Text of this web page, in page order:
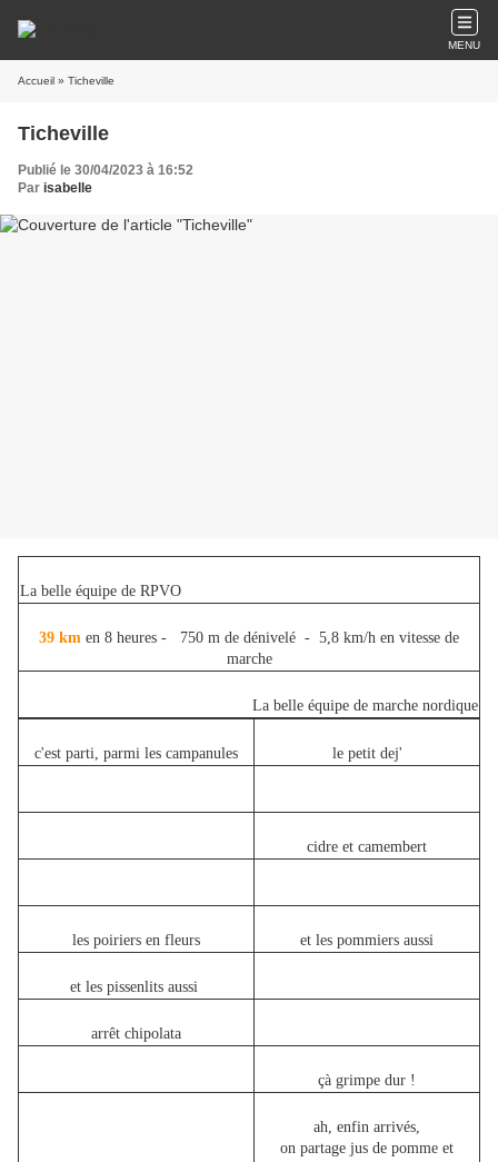
MENU
Accueil » Ticheville
Ticheville
Publié le 30/04/2023 à 16:52
Par isabelle
La belle équipe de RPVO
39 km en 8 heures - 750 m de dénivelé - 5,8 km/h en vitesse de
marche
La belle équipe de marche nordique
c'est parti, parmi les campanules le petit dej'
cidre et camembert
les poiriers en fleurs et les pommiers aussi
et les pissenlits aussi
arrêt chipolata
çà grimpe dur !
ah, enfin arrivés,
on partage jus de pomme et